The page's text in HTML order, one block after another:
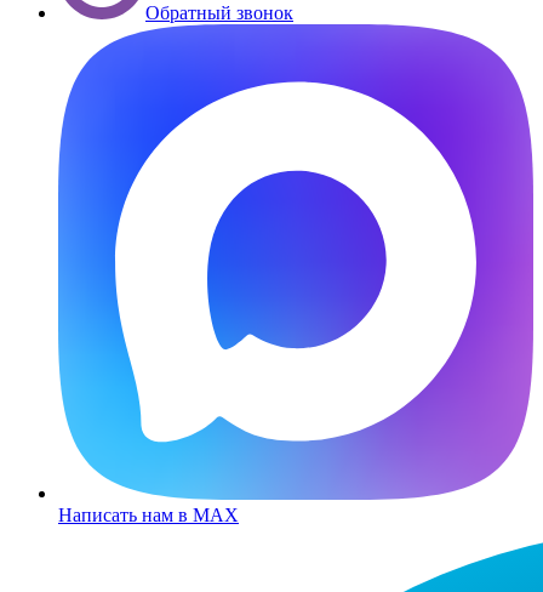
Обратный звонок
Написать нам в MAX